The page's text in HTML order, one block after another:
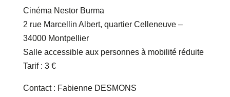
Cinéma Nestor Burma
2 rue Marcellin Albert, quartier Celleneuve –
34000 Montpellier
Salle accessible aux personnes à mobilité réduite
Tarif : 3 €
Contact : Fabienne DESMONS